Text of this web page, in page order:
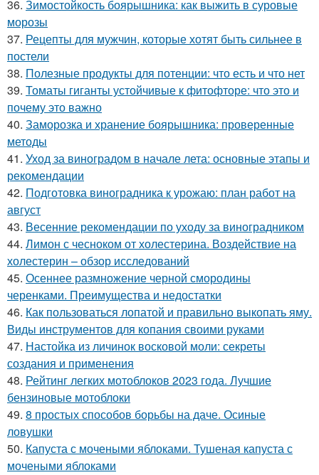
36. Зимостойкость боярышника: как выжить в суровые
морозы
37. Рецепты для мужчин, которые хотят быть сильнее в
постели
38. Полезные продукты для потенции: что есть и что нет
39. Томаты гиганты устойчивые к фитофторе: что это и
почему это важно
40. Заморозка и хранение боярышника: проверенные
методы
41. Уход за виноградом в начале лета: основные этапы и
рекомендации
42. Подготовка виноградника к урожаю: план работ на
август
43. Весенние рекомендации по уходу за виноградником
44. Лимон с чесноком от холестерина. Воздействие на
холестерин – обзор исследований
45. Осеннее размножение черной смородины
черенками. Преимущества и недостатки
46. Как пользоваться лопатой и правильно выкопать яму.
Виды инструментов для копания своими руками
47. Настойка из личинок восковой моли: секреты
создания и применения
48. Рейтинг легких мотоблоков 2023 года. Лучшие
бензиновые мотоблоки
49. 8 простых способов борьбы на даче. Осиные
ловушки
50. Капуста с мочеными яблоками. Тушеная капуста с
мочеными яблоками